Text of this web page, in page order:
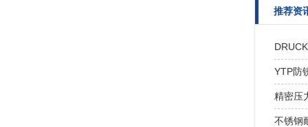
推荐资
YTP防
精密压
不锈钢